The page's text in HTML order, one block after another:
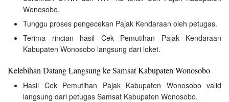
Wonosobo.
Tunggu proses pengecekan Pajak Kendaraan oleh petugas.
Terima rincian hasil Cek Pemutihan Pajak Kendaraan
Kabupaten Wonosobo langsung dari loket.
Kelebihan Datang Langsung ke Samsat Kabupaten Wonosobo
Hasil Cek Pemutihan Pajak Kabupaten Wonosobo valid
langsung dari petugas Samsat Kabupaten Wonosobo.